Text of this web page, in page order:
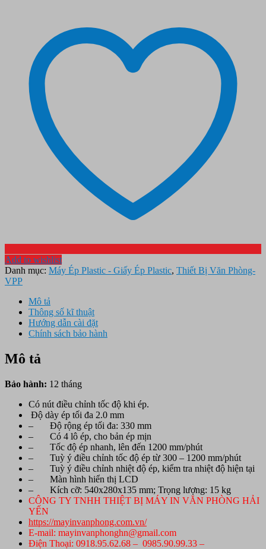
Add to wishlist
Danh mục: Máy Ép Plastic - Giấy Ép Plastic, Thiết Bị Văn Phòng-
VPP
Mô tả
Thông số kĩ thuật
Hướng dẫn cài đặt
Chính sách bảo hành
Mô tả
Bảo hành: 12 tháng
Có nút điều chỉnh tốc độ khi ép.
Độ dày ép tối đa 2.0 mm
– Độ rộng ép tối đa: 330 mm
– Có 4 lô ép, cho bản ép mịn
– Tốc độ ép nhanh, lên đến 1200 mm/phút
– Tuỳ ý điều chỉnh tốc độ ép từ 300 – 1200 mm/phút
– Tuỳ ý điều chỉnh nhiệt độ ép, kiểm tra nhiệt độ hiện tại
– Màn hình hiển thị LCD
– Kích cỡ: 540x280x135 mm; Trọng lượng: 15 kg
CÔNG TY TNHH THIỆT BỊ MÁY IN VĂN PHÒNG HẢI
YẾN
https://mayinvanphong.com.vn/
E-mail: mayinvanphonghn@gmail.com
Điện Thoại: 0918.95.62.68 – 0985.90.99.33 –